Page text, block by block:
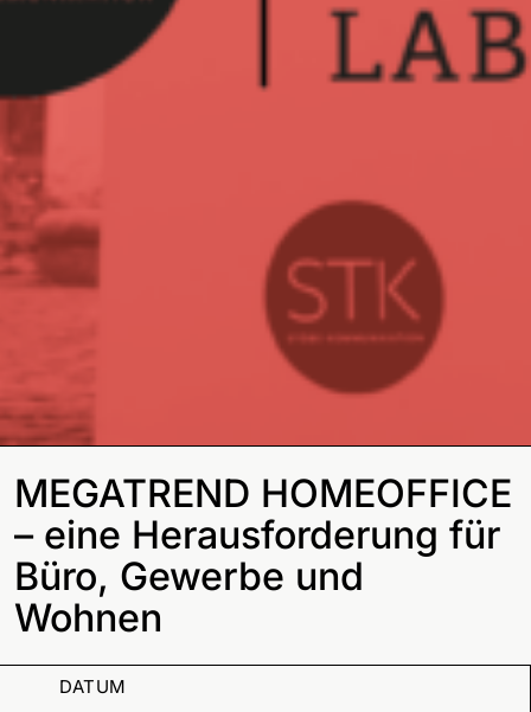
MEGATREND HOMEOFFICE
– eine Herausforderung für
Büro, Gewerbe und
Wohnen
DATUM